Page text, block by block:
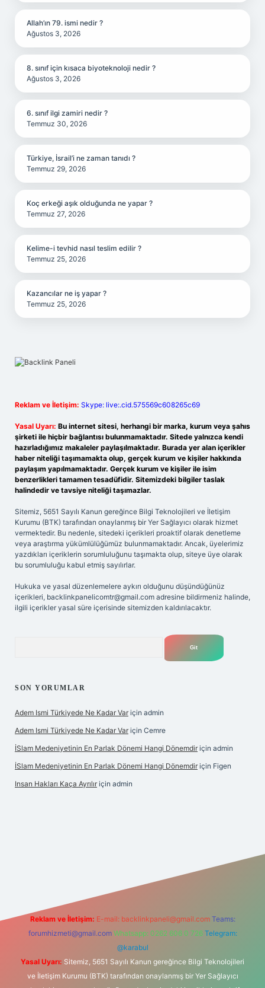
Allah’ın 79. ismi nedir ?
Ağustos 3, 2026
8. sınıf için kısaca biyoteknoloji nedir ?
Ağustos 3, 2026
6. sınıf ilgi zamiri nedir ?
Temmuz 30, 2026
Türkiye, İsrail’i ne zaman tanıdı ?
Temmuz 29, 2026
Koç erkeği aşık olduğunda ne yapar ?
Temmuz 27, 2026
Kelime-i tevhid nasıl teslim edilir ?
Temmuz 25, 2026
Kazancılar ne iş yapar ?
Temmuz 25, 2026
Reklam ve İletişim: Skype: live:.cid.575569c608265c69
Yasal Uyarı: Bu internet sitesi, herhangi bir marka, kurum veya şahıs
şirketi ile hiçbir bağlantısı bulunmamaktadır. Sitede yalnızca kendi
hazırladığımız makaleler paylaşılmaktadır. Burada yer alan içerikler
haber niteliği taşımamakta olup, gerçek kurum ve kişiler hakkında
paylaşım yapılmamaktadır. Gerçek kurum ve kişiler ile isim
benzerlikleri tamamen tesadüfidir. Sitemizdeki bilgiler taslak
halindedir ve tavsiye niteliği taşımazlar.
Sitemiz, 5651 Sayılı Kanun gereğince Bilgi Teknolojileri ve İletişim
Kurumu (BTK) tarafından onaylanmış bir Yer Sağlayıcı olarak hizmet
vermektedir. Bu nedenle, sitedeki içerikleri proaktif olarak denetleme
veya araştırma yükümlülüğümüz bulunmamaktadır. Ancak, üyelerimiz
yazdıkları içeriklerin sorumluluğunu taşımakta olup, siteye üye olarak
bu sorumluluğu kabul etmiş sayılırlar.
Hukuka ve yasal düzenlemelere aykırı olduğunu düşündüğünüz
içerikleri, backlinkpanelicomtr@gmail.com adresine bildirmeniz halinde,
ilgili içerikler yasal süre içerisinde sitemizden kaldırılacaktır.
SON YORUMLAR
Adem Ismi Türkiyede Ne Kadar Var için admin
Adem Ismi Türkiyede Ne Kadar Var için Cemre
İSlam Medeniyetinin En Parlak Dönemi Hangi Dönemdir için admin
İSlam Medeniyetinin En Parlak Dönemi Hangi Dönemdir için Figen
Insan Hakları Kaça Ayrılır için admin
Reklam ve İletişim: E-mail: backlinkpaneli@gmail.com Teams:
forumhizmeti@gmail.com Whatsapp: 0262 606 0 726 Telegram:
@karabul
Yasal Uyarı: Sitemiz, 5651 Sayılı Kanun gereğince Bilgi Teknolojileri
ve İletişim Kurumu (BTK) tarafından onaylanmış bir Yer Sağlayıcı